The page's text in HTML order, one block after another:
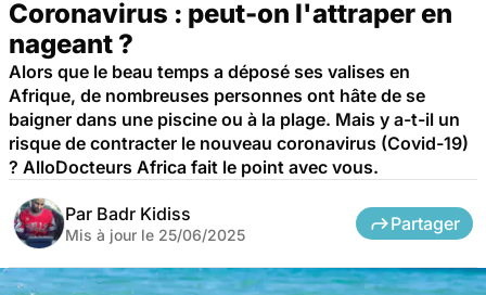
Coronavirus : peut-on l'attraper en
nageant ?
Alors que le beau temps a déposé ses valises en
Afrique, de nombreuses personnes ont hâte de se
baigner dans une piscine ou à la plage. Mais y a-t-il un
risque de contracter le nouveau coronavirus (Covid-19)
? AlloDocteurs Africa fait le point avec vous.
Par Badr Kidiss
Mis à jour le 25/06/2025
Partager